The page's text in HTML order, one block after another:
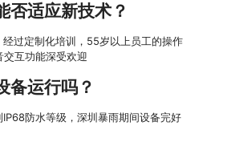
否适应新技术？
过定制化培训，55岁以上员工的操作
互功能深受欢迎
备运行吗？
防水等级，深圳暴雨期间设备完好